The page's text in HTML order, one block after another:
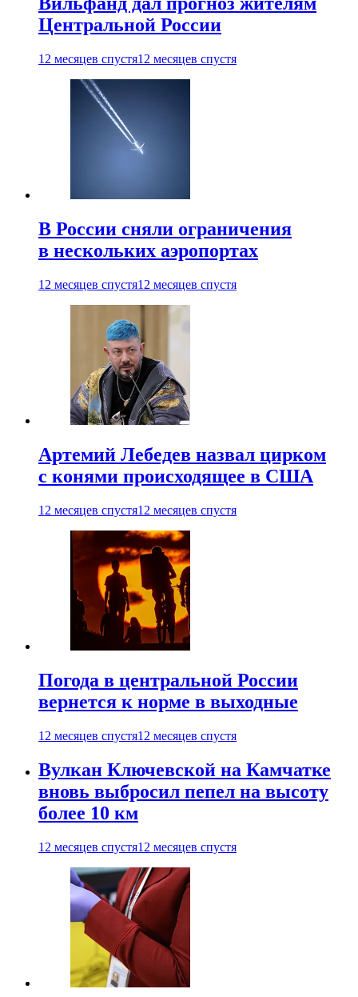
Центральной России
12 месяцев спустя12 месяцев спустя
В России сняли ограничения
в нескольких аэропортах
12 месяцев спустя12 месяцев спустя
Артемий Лебедев назвал цирком
с конями происходящее в США
12 месяцев спустя12 месяцев спустя
Погода в центральной России
вернется к норме в выходные
12 месяцев спустя12 месяцев спустя
Вулкан Ключевской на Камчатке
вновь выбросил пепел на высоту
более 10 км
12 месяцев спустя12 месяцев спустя